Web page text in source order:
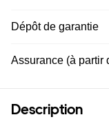
Dépôt de garantie
Assurance (à partir
Description